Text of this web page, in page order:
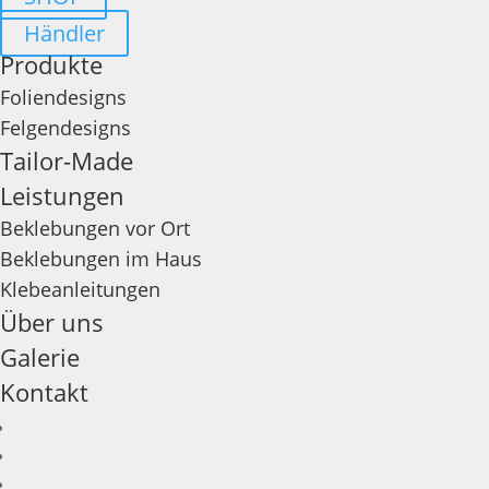
Händler
Produkte
Foliendesigns
Felgendesigns
Tailor-Made
Leistungen
Beklebungen vor Ort
Beklebungen im Haus
Klebeanleitungen
Über uns
Galerie
Kontakt